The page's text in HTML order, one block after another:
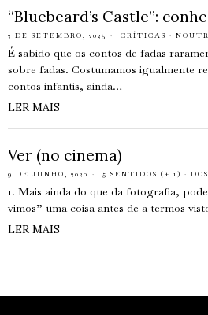
“Bluebeard’s Castle”:
2 DE SETEMBRO, 2025 CRÍTICAS ·
É sabido que os contos de fadas
sobre fadas. Costumamos igualmente
contos infantis, ainda…
LER MAIS
Ver (no cinema)
9 DE JUNHO, 2020 5 SENTIDOS (+ 1) ·
1. Mais ainda do que da fotografia,
vimos” uma coisa antes de a termos
LER MAIS